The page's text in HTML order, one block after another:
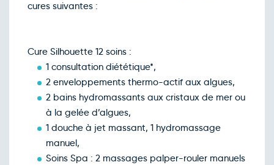
cures suivantes :
Cure Silhouette 12 soins :
1 consultation diététique*,
2 enveloppements thermo-actif aux algues,
2 bains hydromassants aux cristaux de mer ou
à la gelée d’algues,
1 douche à jet massant, 1 hydromassage
manuel,
Soins Spa : 2 massages palper-rouler manuels